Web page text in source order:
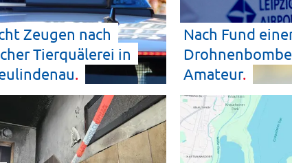
Zeugen nach
Tierquälerei in
Nach Fund
Amateur